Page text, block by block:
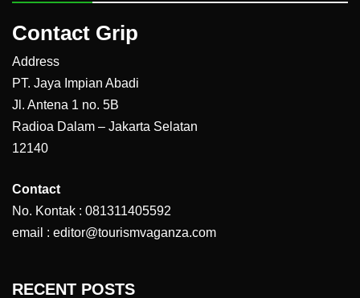
Contact Grip
Address
PT. Jaya Impian Abadi
Jl. Antena 1 no. 5B
Radioa Dalam – Jakarta Selatan
12140
Contact
No. Kontak : 081311405592
email : editor@tourismvaganza.com
RECENT POSTS